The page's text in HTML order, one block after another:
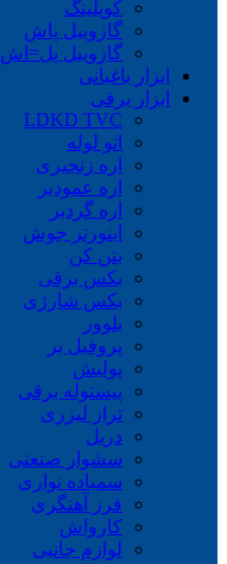
کوپلینگ
گازوییل پاش
گازوییل پل=اش
ابزار باغبانی
ابزار برقی
LDKD TVC
اتو لوله
اره زنجیری
اره عمودبر
اره گردبر
اینورتر جوش
بتن کن
بکس برقی
بکس شارژی
بلوور
پروفیل بر
پولیش
پیستوله برقی
تراز لیزری
دریل
سشوار صنعتی
سمباده نواری
فرز آهنگری
کارواش
لوازم جانبی